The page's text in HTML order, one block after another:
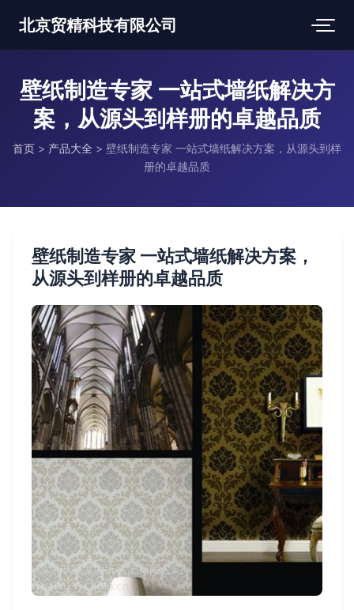
北京贸精科技有限公司
壁纸制造专家 一站式墙纸解决方
案，从源头到样册的卓越品质
首页 > 产品大全 > 壁纸制造专家 一站式墙纸解决方案，从源头到样
册的卓越品质
壁纸制造专家 一站式墙纸解决方案，
从源头到样册的卓越品质